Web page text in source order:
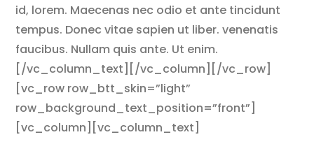
id, lorem. Maecenas nec odio et ante tincidunt
tempus. Donec vitae sapien ut liber. venenatis
faucibus. Nullam quis ante. Ut enim.
[/vc_column_text][/vc_column][/vc_row]
[vc_row row_btt_skin=”light”
row_background_text_position=”front”]
[vc_column][vc_column_text]